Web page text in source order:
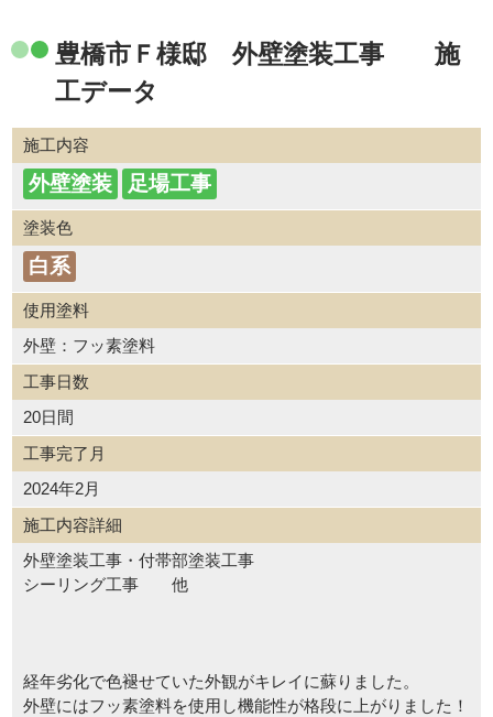
豊橋市Ｆ様邸 外壁塗装工事 施
工データ
施工内容
外壁塗装 足場工事
塗装色
白系
使用塗料
外壁：フッ素塗料
工事日数
20日間
工事完了月
2024年2月
施工内容詳細
外壁塗装工事・付帯部塗装工事
シーリング工事 他
経年劣化で色褪せていた外観がキレイに蘇りました。
外壁にはフッ素塗料を使用し機能性が格段に上がりました！